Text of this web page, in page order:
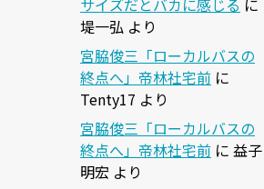
サイズだとバカに感じる に
堤一弘 より
宮脇俊三「ローカルバスの
終点へ」帝林社宅前 に
Tenty17 より
宮脇俊三「ローカルバスの
終点へ」帝林社宅前 に 益子
明宏 より